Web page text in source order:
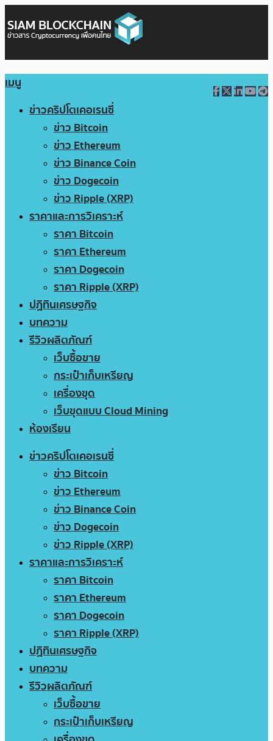
เมนู
ข่าวคริปโตเคอเรนซี่
ข่าว Bitcoin
ข่าว Ethereum
ข่าว Binance Coin
ข่าว Dogecoin
ข่าว Ripple (XRP)
ราคาและการวิเคราะห์
ราคา Bitcoin
ราคา Ethereum
ราคา Dogecoin
ราคา Ripple (XRP)
ปฏิทินเศรษฐกิจ
บทความ
รีวิวผลิตภัณฑ์
เว็บซื้อขาย
กระเป๋าเก็บเหรียญ
เครื่องขุด
เว็บขุดแบบ Cloud Mining
ห้องเรียน
ข่าวคริปโตเคอเรนซี่
ข่าว Bitcoin
ข่าว Ethereum
ข่าว Binance Coin
ข่าว Dogecoin
ข่าว Ripple (XRP)
ราคาและการวิเคราะห์
ราคา Bitcoin
ราคา Ethereum
ราคา Dogecoin
ราคา Ripple (XRP)
ปฏิทินเศรษฐกิจ
บทความ
รีวิวผลิตภัณฑ์
เว็บซื้อขาย
กระเป๋าเก็บเหรียญ